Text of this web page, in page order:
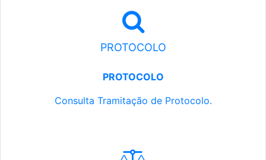
PROTOCOLO
PROTOCOLO
Consulta Tramitação de Protocolo.